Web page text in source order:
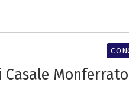
Monferrato